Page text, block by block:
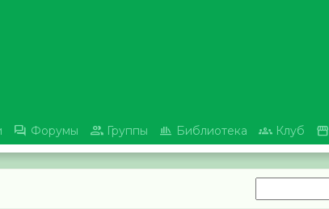
 Форумы  Группы  Библиотека  Клуб 